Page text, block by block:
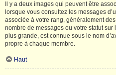
Il y a deux images qui peuvent être
lorsque vous consultez les messages
associée à votre rang, généralement
nombre de messages ou votre statut
plus grande, est connue sous le nom
propre à chaque membre.
Haut